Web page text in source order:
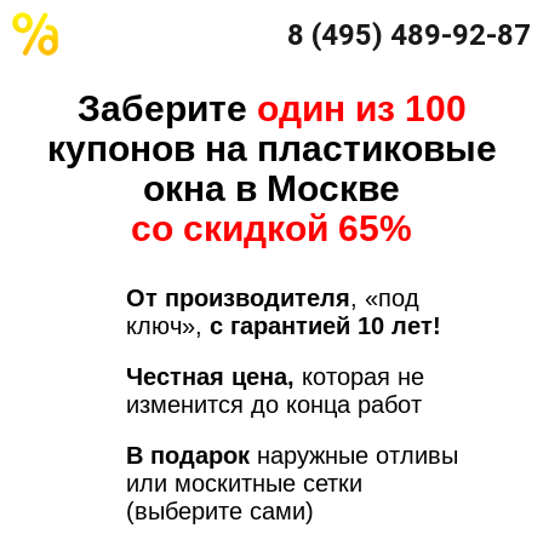
8 (495) 489-92-87
Заберите один из 100
купонов на пластиковые
окна в Москве
со скидкой 65%
От производителя, «под
ключ», с гарантией 10 лет!
Честная цена, которая не
изменится до конца работ
В подарок наружные отливы
или москитные сетки
(выберите сами)